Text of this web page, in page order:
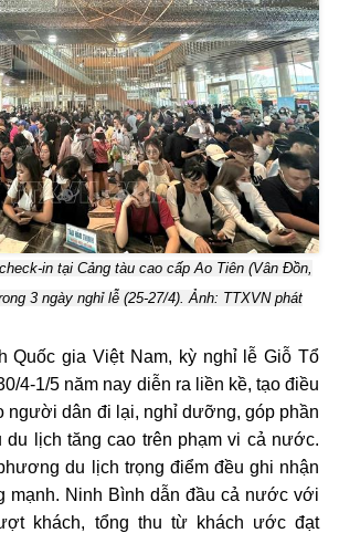
in tại Cảng tàu cao cấp Ao Tiên (Vân Đồn,
3 ngày nghỉ lễ (25-27/4). Ảnh: TTXVN phát
Quốc gia Việt Nam, kỳ nghỉ lễ Giỗ Tổ
4-1/5 năm nay diễn ra liền kề, tạo điều
người dân đi lại, nghỉ dưỡng, góp phần
du lịch tăng cao trên phạm vi cả nước.
du lịch trọng điểm đều ghi nhận
mạnh. Ninh Bình dẫn đầu cả nước với
khách, tổng thu từ khách ước đạt